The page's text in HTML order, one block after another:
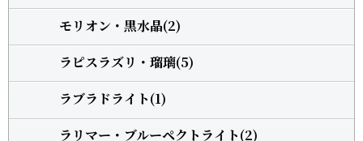
モリオン・黒水晶(2)
ラピスラズリ・瑠璃(5)
ラブラドライト(1)
ラリマー・ブルーペクトライト(2)